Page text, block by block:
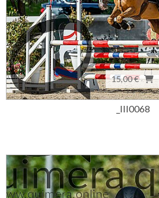
15,00 €
_III0068